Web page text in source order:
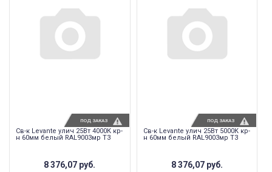
Св-к Levante улич 25Вт 4000К кр-
н 60мм белый RAL9003мр T3
8 376,07 руб.
ПОД ЗАКАЗ
Св-к Levante улич 25Вт 5000К кр-
н 60мм белый RAL9003мр T3
8 376,07 руб.
ПОД ЗАКАЗ